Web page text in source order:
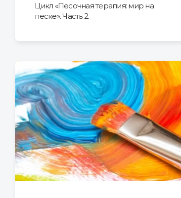
Цикл «Песочная терапия: мир на
песке». Часть 2.